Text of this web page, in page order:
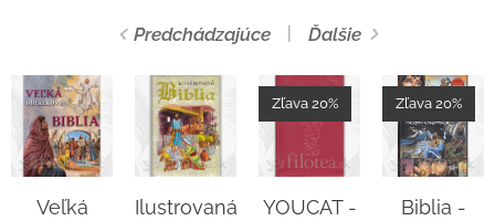
Predchádzajúce Ďalšie
Veľká
Ilustrovaná
YOUCAT -
Zľava 20%
Biblia -
Zľava 20%